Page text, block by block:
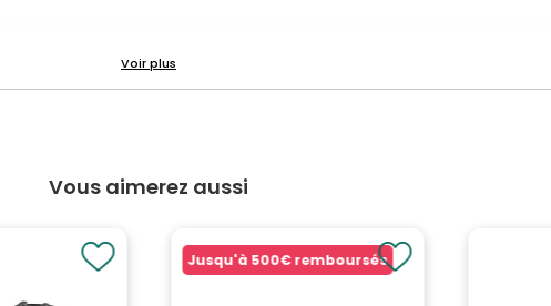
Vous aimerez aussi
Jusqu'à 500€ remboursés